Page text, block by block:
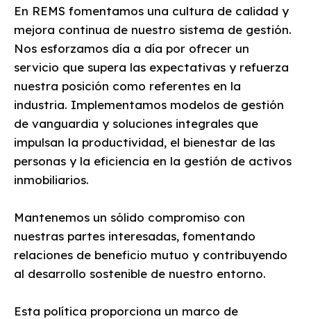
En REMS fomentamos una cultura de calidad y
mejora continua de nuestro sistema de gestión.
Nos esforzamos día a día por ofrecer un
servicio que supera las expectativas y refuerza
nuestra posición como referentes en la
industria. Implementamos modelos de gestión
de vanguardia y soluciones integrales que
impulsan la productividad, el bienestar de las
personas y la eficiencia en la gestión de activos
inmobiliarios.
Mantenemos un sólido compromiso con
nuestras partes interesadas, fomentando
relaciones de beneficio mutuo y contribuyendo
al desarrollo sostenible de nuestro entorno.
Esta política proporciona un marco de